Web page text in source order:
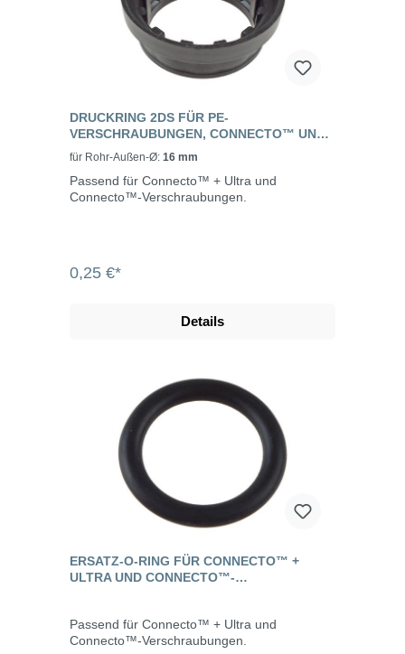
DRUCKRING 2DS FÜR PE-
VERSCHRAUBUNGEN, CONNECTO™ UND
CONNECTO™ +ULTRA
für Rohr-Außen-Ø: 16 mm
Passend für Connecto™ + Ultra und
Connecto™-Verschraubungen.
0,25 €*
Details
ERSATZ-O-RING FÜR CONNECTO™ +
ULTRA UND CONNECTO™-
Passend für Connecto™ + Ultra und
Connecto™-Verschraubungen.